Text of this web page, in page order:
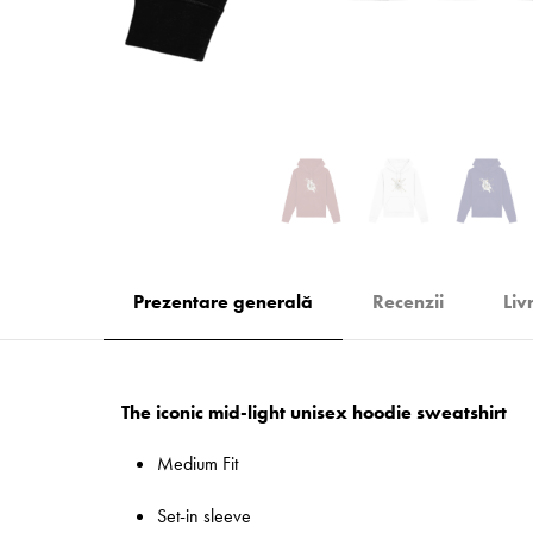
Prezentare generală Recenzii
The iconic mid-light unisex hoodie sweatshirt
Medium Fit
Set-in sleeve